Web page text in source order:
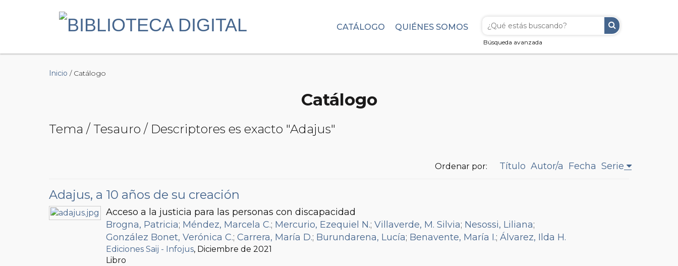
Búsqueda avanzada
CATÁLOGO QUIÉNES SOMOS
Inicio / Catálogo
Catálogo
Tema / Tesauro / Descriptores es exacto "Adajus"
Ordenar por: Título Autor/a Fecha Serie
Adajus, a 10 años de su creación
Acceso a la justicia para las personas con discapacidad
Brogna, Patricia; Méndez, Marcela C.; Mercurio, Ezequiel N.; Villaverde, M. Silvia; Nesossi, Liliana;
González Bonet, Verónica C.; Carrera, María D.; Burundarena, Lucía; Benavente, María I.; Álvarez, Ilda H.
Ediciones Saij - Infojus, Diciembre de 2021
Libro